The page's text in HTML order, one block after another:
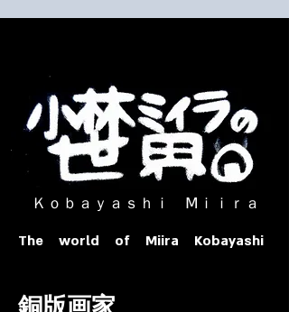
ｏｂａｙａｓｈｉ Ⅿｉｉｒａ​
The world of Miira Kobayashi